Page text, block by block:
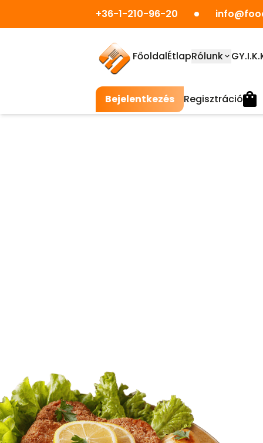
+36-1-210-96-20
FőoldalÉtlapRólunk GY.I.K.
Bejelentkezés Regisztráció